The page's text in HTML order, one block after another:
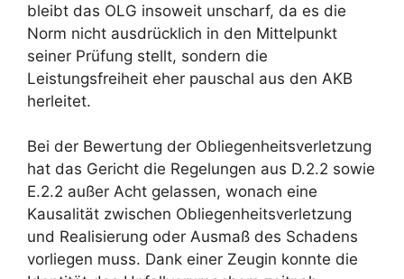
bleibt das OLG insoweit unscharf, da es die
Norm nicht ausdrücklich in den Mittelpunkt
seiner Prüfung stellt, sondern die
Leistungsfreiheit eher pauschal aus den AKB
herleitet.
Bei der Bewertung der Obliegenheitsverletzung
hat das Gericht die Regelungen aus D.2.2 sowie
E.2.2 außer Acht gelassen, wonach eine
Kausalität zwischen Obliegenheitsverletzung
und Realisierung oder Ausmaß des Schadens
vorliegen muss. Dank einer Zeugin konnte die